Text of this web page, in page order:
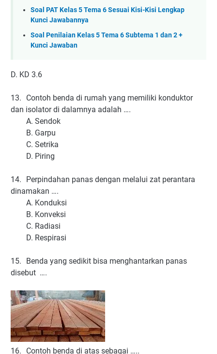
Soal PAT Kelas 5 Tema 6 Sesuai Kisi-Kisi Lengkap
Kunci Jawabannya
Soal Penilaian Kelas 5 Tema 6 Subtema 1 dan 2 +
Kunci Jawaban
D. KD 3.6
13.
Contoh benda di rumah yang memiliki konduktor
dan isolator di dalamnya adalah ….
A. Sendok
B. Garpu
C. Setrika
D. Piring
14.
Perpindahan panas dengan melalui zat perantara
dinamakan ….
A. Konduksi
B. Konveksi
C. Radiasi
D. Respirasi
15.
Benda yang sedikit bisa menghantarkan panas
disebut ….
16. Contoh benda di atas sebagai …..